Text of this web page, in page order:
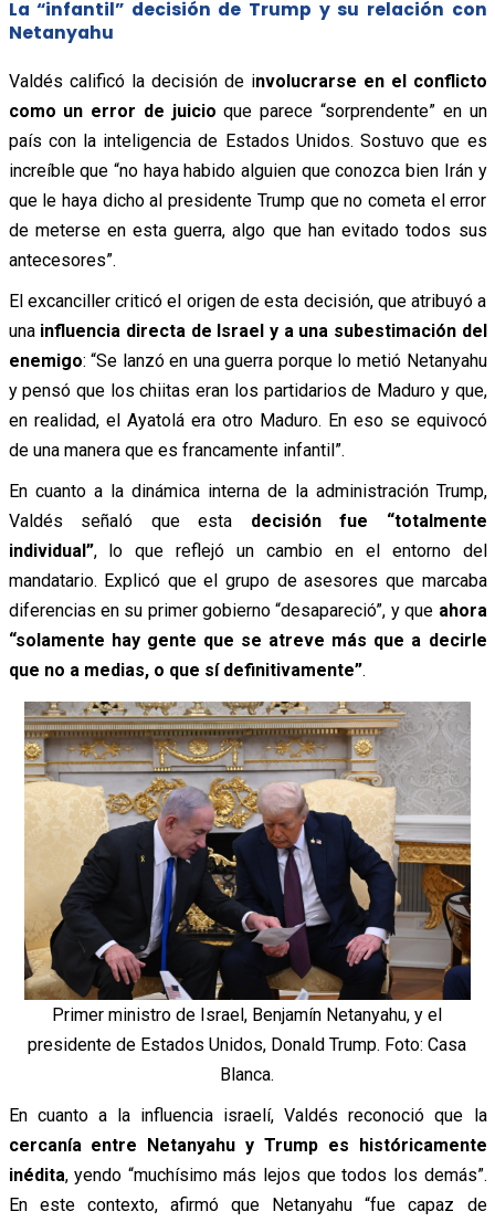
La “infantil” decisión de Trump y su relación con
Netanyahu
Valdés calificó la decisión de involucrarse en el conflicto
como un error de juicioque parece “sorprendente” en un
país con la inteligencia de Estados Unidos. Sostuvo que es
increíble que “no haya habido alguien que conozca bien Irán y
que le haya dicho al presidente Trump que no cometa el error
de meterse en esta guerra, algo que han evitado todos sus
antecesores”.
El excanciller criticó el origen de esta decisión, que atribuyó a
unainfluencia directa de Israel y a una subestimación del
enemigo: “Se lanzó en una guerra porque lo metió Netanyahu
y pensó que los chiitas eran los partidarios de Maduro y que,
en realidad, el Ayatolá era otro Maduro. En eso se equivocó
de una manera que es francamente infantil”.
En cuanto a la dinámica interna de la administración Trump,
Valdés señaló que esta decisión fue “totalmente
individual”, lo que reflejó un cambio en el entorno del
mandatario. Explicó que el grupo de asesores que marcaba
diferencias en su primer gobierno “desapareció”, y que ahora
“solamente hay gente que se atreve más que a decirle
que no a medias, o que sí definitivamente”.
Primer ministro de Israel, Benjamín Netanyahu, y el
presidente de Estados Unidos, Donald Trump. Foto: Casa
Blanca.
En cuanto a la influencia israelí, Valdés reconoció que la
cercanía entre Netanyahu y Trump es históricamente
inédita, yendo “muchísimo más lejos que todos los demás”.
En este contexto, afirmó que Netanyahu “fue capaz de